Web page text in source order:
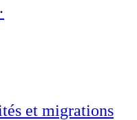
·
et migrations